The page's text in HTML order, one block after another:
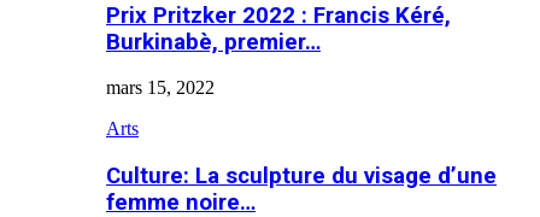
Prix Pritzker 2022 : Francis Kéré,
Burkinabè, premier…
mars 15, 2022
Arts
Culture: La sculpture du visage d’une
femme noire…